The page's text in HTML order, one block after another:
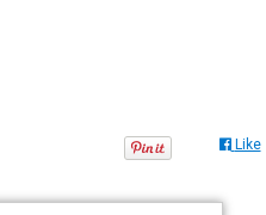
Like